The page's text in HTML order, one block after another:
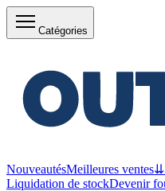
Catégories
NouveautésMeilleures ventes⇊
Liquidation de stockDevenir